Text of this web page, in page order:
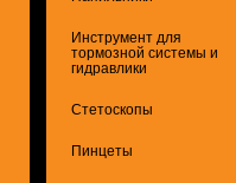
Инструмент для
тормозной системы и
гидравлики
Стетоскопы
Пинцеты